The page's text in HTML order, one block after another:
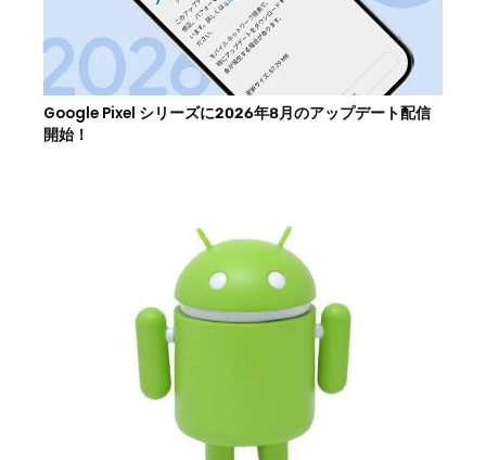
Google Pixel シリーズに2026年8月のアップデート配信
開始！